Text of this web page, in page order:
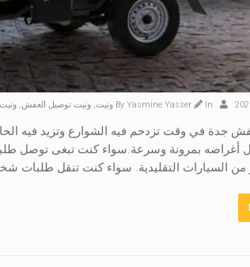
Yasmine Yasser In ونيت, ونيت توصيل العفش,
جدة في وقت تزدحم فيه الشوارع وتزيد فيه
أغراضه بمرونة وسرعة.سواء كنت تبغى توصل
من السيارات التقليدية. سواء كنت تنقل طلبات